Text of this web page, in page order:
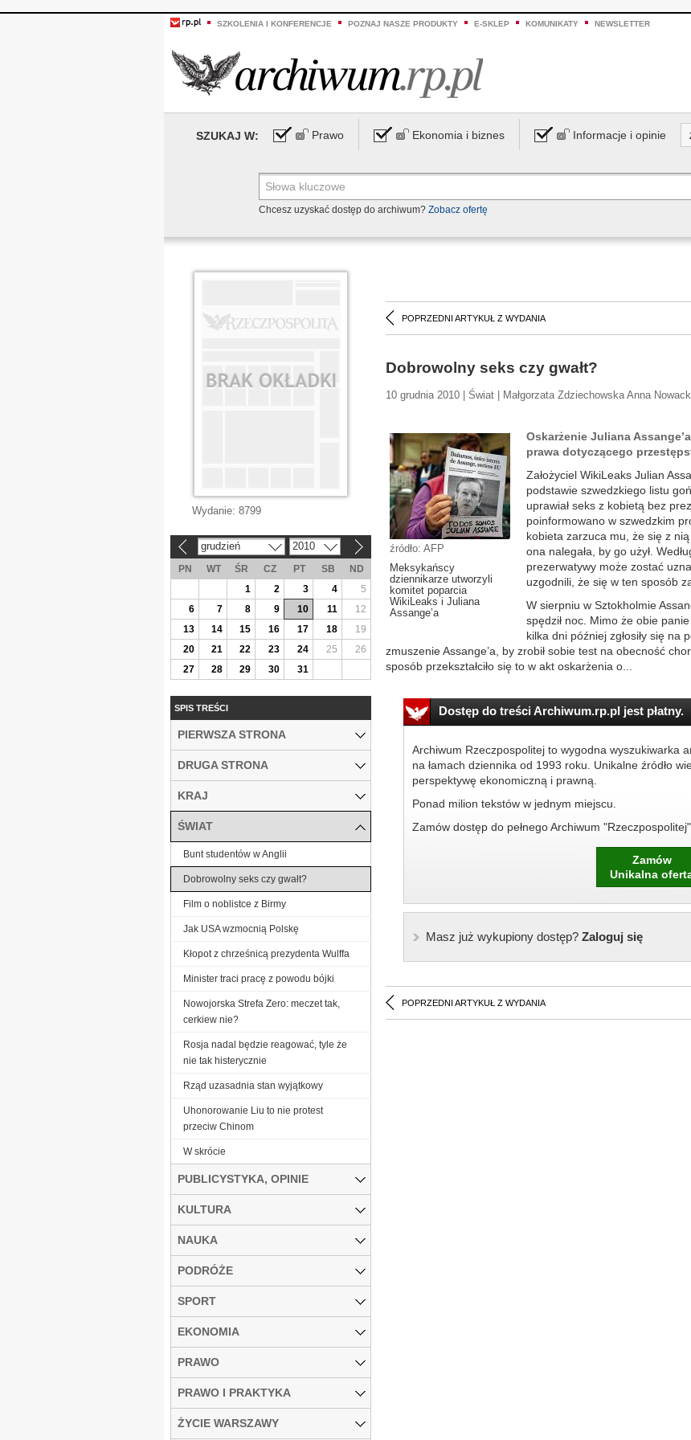
SZKOLENIA I KONFERENCJE POZNAJ NASZE PRODUKTY E-SKLEP KOMUNIKATY NEWSLETTER
SZUKAJ W: Prawo Ekonomia i biznes Informacje i opinie
Chcesz uzyskać dostęp do archiwum? Zobacz ofertę
POPRZEDNI ARTYKUŁ Z WYDANIA
Dobrowolny seks czy gwałt?
10 grudnia 2010 | Świat | Małgorzata Zdziechowska Anna
źródło: AFP
Meksykańscy
dziennikarze utworzyli
komitet poparcia
WikiLeaks i Juliana
Assange’a
Oskarżenie Juliana
prawa dotyczącego
Założyciel WikiLeaks Julian
podstawie szwedzkiego listu
uprawiał seks z kobietą bez
poinformowano w szwedzkim
kobieta zarzuca mu, że się z
ona nalegała, by go użył.
prezerwatywy może zostać
uzgodnili, że się w ten sposób
W sierpniu w Sztokholmie
spędził noc. Mimo że obie
kilka dni później zgłosiły się na
zmuszenie Assange’a, by zrobił sobie test na obecność
sposób przekształciło się to w akt oskarżenia o...
Dostęp do treści Archiwum.rp.pl jest płatny.
Archiwum Rzeczpospolitej to wygodna wyszukiwarka
na łamach dziennika od 1993 roku. Unikalne źródło
perspektywę ekonomiczną i prawną.
Ponad milion tekstów w jednym miejscu.
Zamów dostęp do pełnego Archiwum "Rzeczpospolitej"
Zamów
Unikalna
Masz już wykupiony dostęp?Zaloguj się
POPRZEDNI ARTYKUŁ Z WYDANIA
Wydanie: 8799
grudzień 2010
PN WT ŚR CZ PT SB
ND
1
2 3 4
5
6
7 8 9 10 11
12
13
14 15 16 17 18
19
20
21 22 23 24 25
26
27
28 29 30 31
SPIS TREŚCI
PIERWSZA STRONA
DRUGA STRONA
KRAJ
ŚWIAT
Bunt studentów w Anglii
Dobrowolny seks czy gwałt?
Film o noblistce z Birmy
Jak USA wzmocnią Polskę
Kłopot z chrześnicą prezydenta Wulffa
Minister traci pracę z powodu bójki
Nowojorska Strefa Zero: meczet tak,
cerkiew nie?
Rosja nadal będzie reagować, tyle że
nie tak histerycznie
Rząd uzasadnia stan wyjątkowy
Uhonorowanie Liu to nie protest
przeciw Chinom
W skrócie
PUBLICYSTYKA, OPINIE
KULTURA
NAUKA
PODRÓŻE
SPORT
EKONOMIA
PRAWO
PRAWO I PRAKTYKA
ŻYCIE WARSZAWY